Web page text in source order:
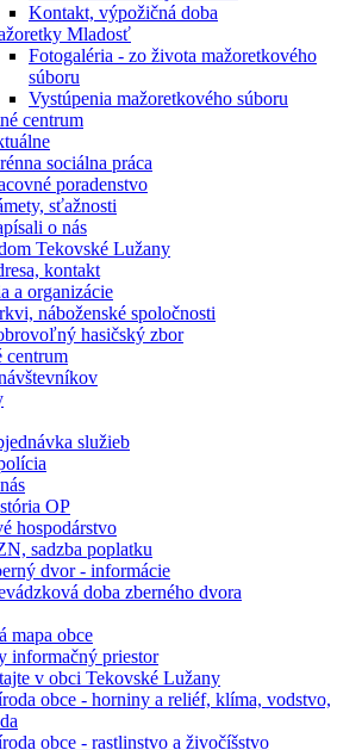
Kontakt, výpožičná doba
Mladosť
Fotogaléria - zo života mažoretkového
súboru
Vystúpenia mažoretkového súboru
centrum
sociálna práca
poradenstvo
sťažnosti
o nás
Tekovské Lužany
kontakt
a organizácie
náboženské spoločnosti
hasičský zbor
centrum
služieb
OP
hospodárstvo
sadzba poplatku
dvor - informácie
doba zberného dvora
mapa obce
informačný priestor
v obci Tekovské Lužany
obce - horniny a reliéf, klíma, vodstvo,
obce - rastlinstvo a živočíšstvo